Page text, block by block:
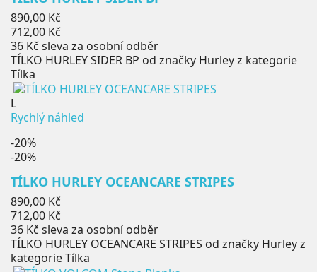
Běžná
cena
890,00 Kč
Cena
712,00 Kč
36 Kč sleva za osobní odběr
TÍLKO HURLEY SIDER BP od značky Hurley z kategorie
Tílka
L
Rychlý náhled
-20%
-20%
TÍLKO HURLEY OCEANCARE STRIPES
Běžná
cena
890,00 Kč
Cena
712,00 Kč
36 Kč sleva za osobní odběr
TÍLKO HURLEY OCEANCARE STRIPES od značky Hurley z
kategorie Tílka